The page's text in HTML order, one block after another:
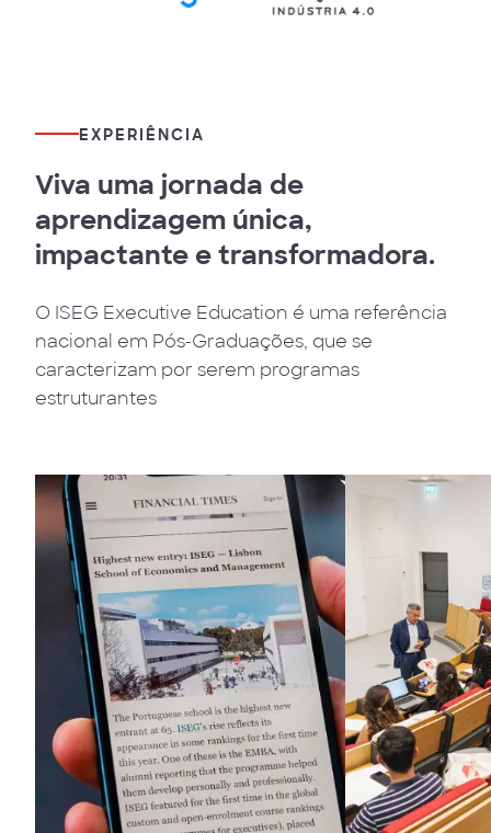
EXPERIÊNCIA
Viva uma jornada de
aprendizagem única,
impactante e transformadora.
O ISEG Executive Education é uma referência
nacional em Pós-Graduações, que se
caracterizam por serem programas
estruturantes